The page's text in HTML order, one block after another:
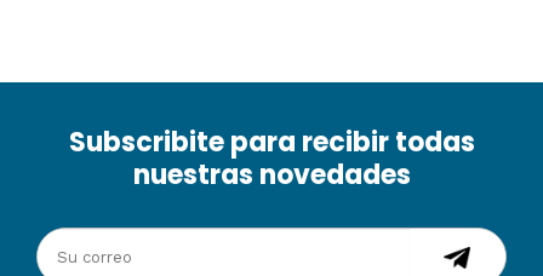
Subscribite para recibir todas
nuestras novedades